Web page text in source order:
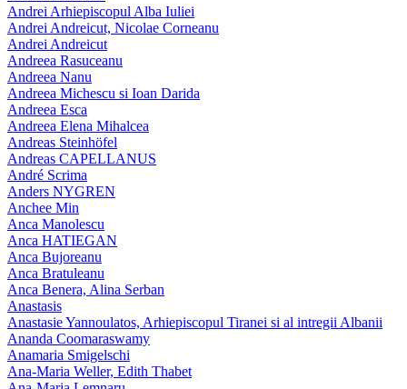
Andrei Arhiepiscopul Alba Iuliei
Andrei Andreicut, Nicolae Corneanu
Andrei Andreicut
Andreea Rasuceanu
Andreea Nanu
Andreea Michescu si Ioan Darida
Andreea Esca
Andreea Elena Mihalcea
Andreas Steinhöfel
Andreas CAPELLANUS
André Scrima
Anders NYGREN
Anchee Min
Anca Manolescu
Anca HATIEGAN
Anca Bujoreanu
Anca Bratuleanu
Anca Benera, Alina Serban
Anastasis
Anastasie Yannoulatos, Arhiepiscopul Tiranei si al intregii Albanii
Ananda Coomaraswamy
Anamaria Smigelschi
Ana-Maria Weller, Edith Thabet